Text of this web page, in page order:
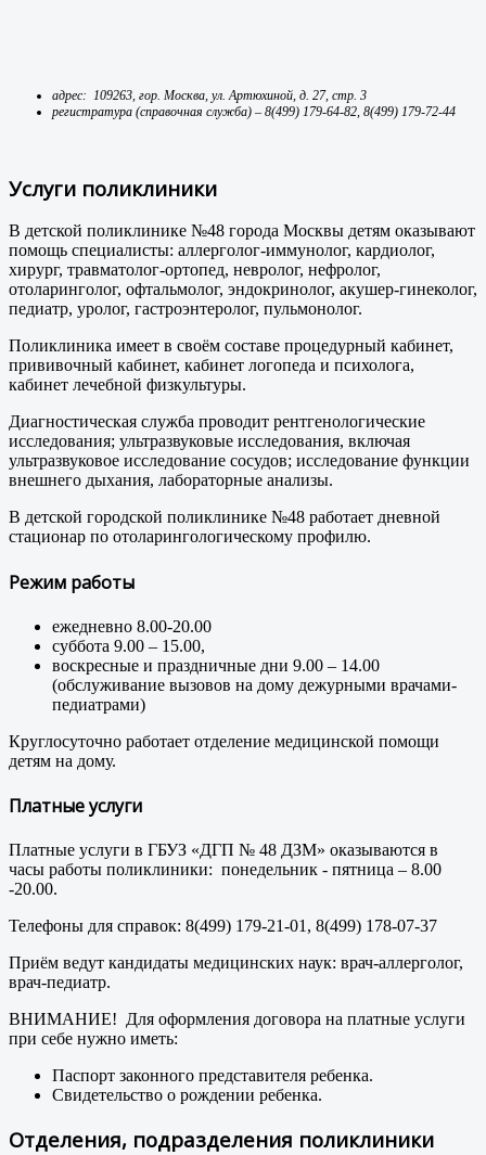
адрес: 109263, гор. Москва, ул. Артюхиной, д. 27, стр. 3
регистратура (справочная служба) – 8(499) 179-64-82, 8(499) 179-72-44
Услуги поликлиники
В детской поликлинике №48 города Москвы детям оказывают
помощь специалисты: аллерголог-иммунолог, кардиолог,
хирург, травматолог-ортопед, невролог, нефролог,
отоларинголог, офтальмолог, эндокринолог, акушер-гинеколог,
педиатр, уролог, гастроэнтеролог, пульмонолог.
Поликлиника имеет в своём составе процедурный кабинет,
прививочный кабинет, кабинет логопеда и психолога,
кабинет лечебной физкультуры.
Диагностическая служба проводит рентгенологические
исследования; ультразвуковые исследования, включая
ультразвуковое исследование сосудов; исследование функции
внешнего дыхания, лабораторные анализы.
В детской городской поликлинике №48 работает дневной
стационар по отоларингологическому профилю.
Режим работы
ежедневно 8.00-20.00
суббота 9.00 – 15.00,
воскресные и праздничные дни 9.00 – 14.00
(обслуживание вызовов на дому дежурными врачами-
педиатрами)
Круглосуточно работает отделение медицинской помощи
детям на дому.
Платные услуги
Платные услуги в ГБУЗ «ДГП № 48 ДЗМ» оказываются в
часы работы поликлиники: понедельник - пятница – 8.00
-20.00.
Телефоны для справок: 8(499) 179-21-01, 8(499) 178-07-37
Приём ведут кандидаты медицинских наук: врач-аллерголог,
врач-педиатр.
ВНИМАНИЕ! Для оформления договора на платные услуги
при себе нужно иметь:
Паспорт законного представителя ребенка.
Свидетельство о рождении ребенка.
Отделения, подразделения поликлиники